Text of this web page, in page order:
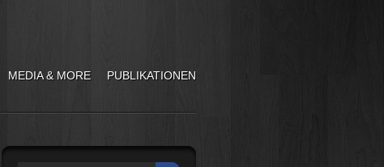
MEDIA & MORE PUBLIKATIONEN